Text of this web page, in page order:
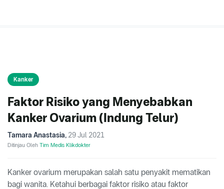
Kanker
Faktor Risiko yang Menyebabkan
Kanker Ovarium (Indung Telur)
Tamara Anastasia, 29 Jul 2021
Ditinjau Oleh Tim Medis Klikdokter
Kanker ovarium merupakan salah satu penyakit mematikan
bagi wanita. Ketahui berbagai faktor risiko atau faktor